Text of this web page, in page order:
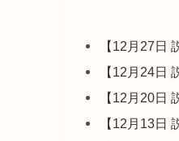
【12月27日
【12月24日
【12月20日
【12月13日